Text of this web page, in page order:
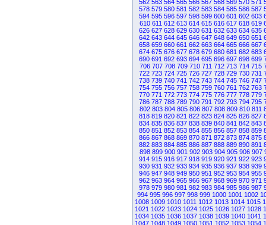
562 563 564 565 566 567 568 569 570 571
578 579 580 581 582 583 584 585 586 587
594 595 596 597 598 599 600 601 602 603
610 611 612 613 614 615 616 617 618 619
626 627 628 629 630 631 632 633 634 635
642 643 644 645 646 647 648 649 650 651
658 659 660 661 662 663 664 665 666 667
674 675 676 677 678 679 680 681 682 683
690 691 692 693 694 695 696 697 698 699
706 707 708 709 710 711 712 713 714 715
722 723 724 725 726 727 728 729 730 731
738 739 740 741 742 743 744 745 746 747
754 755 756 757 758 759 760 761 762 763
770 771 772 773 774 775 776 777 778 779
786 787 788 789 790 791 792 793 794 795
802 803 804 805 806 807 808 809 810 811
818 819 820 821 822 823 824 825 826 827
834 835 836 837 838 839 840 841 842 843
850 851 852 853 854 855 856 857 858 859
866 867 868 869 870 871 872 873 874 875
882 883 884 885 886 887 888 889 890 891
898 899 900 901 902 903 904 905 906 907
914 915 916 917 918 919 920 921 922 923
930 931 932 933 934 935 936 937 938 939
946 947 948 949 950 951 952 953 954 955
962 963 964 965 966 967 968 969 970 971
978 979 980 981 982 983 984 985 986 987
994 995 996 997 998 999 1000 1001 1002
1008 1009 1010 1011 1012 1013 1014 1015
1021 1022 1023 1024 1025 1026 1027 1028
1034 1035 1036 1037 1038 1039 1040 1041
1047 1048 1049 1050 1051 1052 1053 1054